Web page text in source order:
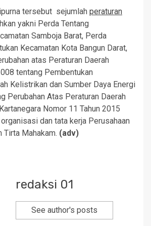
tersebut sejumlah peraturan
yakni Perda Tentang
Samboja Barat, Perda
Kecamatan Kota Bangun Darat,
atas Peraturan Daerah
tentang Pembentukan
Kelistrikan dan Sumber Daya Energi
Perubahan Atas Peraturan Daerah
Nomor 11 Tahun 2015
dan tata kerja Perusahaan
Tirta Mahakam. (adv)
redaksi 01
See author's posts